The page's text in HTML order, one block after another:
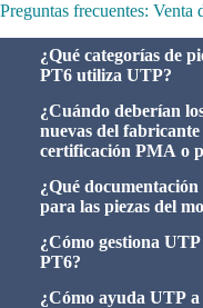
Preguntas frecuentes: Venta
¿Qué categorías de
PT6 utiliza UTP?
¿Cuándo deberían
nuevas del
certificación PMA o
¿Qué
para las piezas del
¿Cómo gestiona
PT6?
¿Cómo ayuda UTP